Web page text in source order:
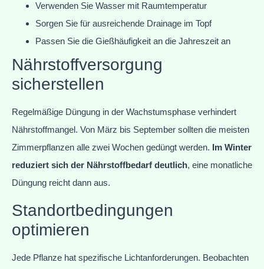
Verwenden Sie Wasser mit Raumtemperatur
Sorgen Sie für ausreichende Drainage im Topf
Passen Sie die Gießhäufigkeit an die Jahreszeit an
Nährstoffversorgung
sicherstellen
Regelmäßige Düngung in der Wachstumsphase verhindert
Nährstoffmangel. Von März bis September sollten die meisten
Zimmerpflanzen alle zwei Wochen gedüngt werden. Im Winter
reduziert sich der Nährstoffbedarf deutlich, eine monatliche
Düngung reicht dann aus.
Standortbedingungen
optimieren
Jede Pflanze hat spezifische Lichtanforderungen. Beobachten